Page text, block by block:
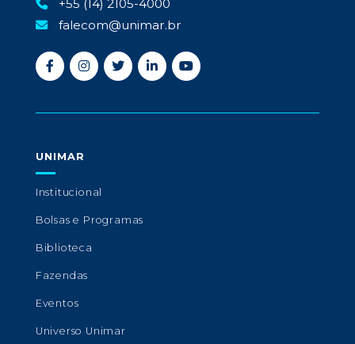
+55 (14) 2105-4000
falecom@unimar.br
UNIMAR
Institucional
Bolsas e Programas
Biblioteca
Fazendas
Eventos
Universo Unimar